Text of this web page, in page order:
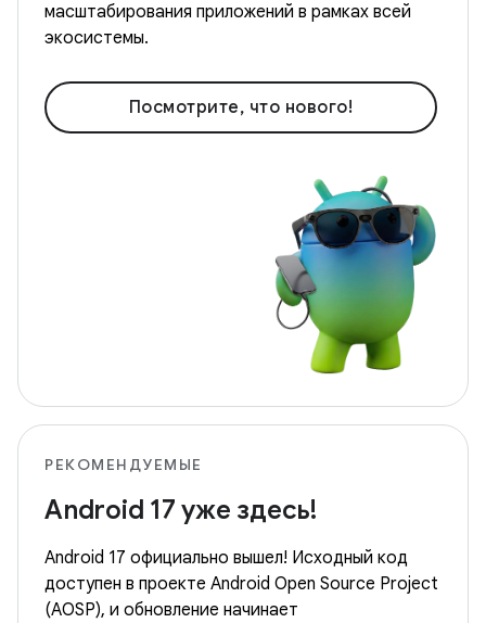
масштабирования приложений в рамках всей
экосистемы.
Посмотрите, что нового!
РЕКОМЕНДУЕМЫЕ
Android 17 уже здесь!
Android 17 официально вышел! Исходный код
доступен в проекте Android Open Source Project
(AOSP), и обновление начинает